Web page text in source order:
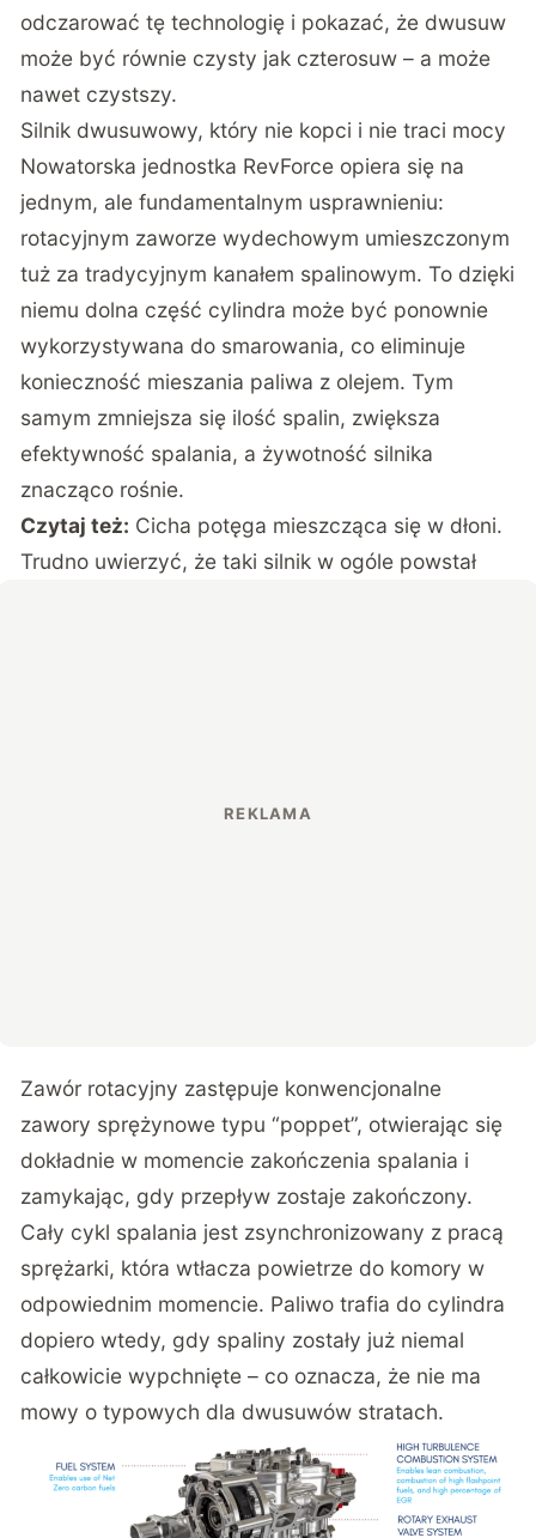
odczarować tę technologię i pokazać, że dwusuw
może być równie czysty jak czterosuw – a może
nawet czystszy.
Silnik dwusuwowy, który nie kopci i nie traci mocy
Nowatorska jednostka RevForce opiera się na
jednym, ale fundamentalnym usprawnieniu:
rotacyjnym zaworze wydechowym umieszczonym
tuż za tradycyjnym kanałem spalinowym. To dzięki
niemu dolna część cylindra może być ponownie
wykorzystywana do smarowania, co eliminuje
konieczność mieszania paliwa z olejem. Tym
samym zmniejsza się ilość spalin, zwiększa
efektywność spalania, a żywotność silnika
znacząco rośnie.
Czytaj też: Cicha potęga mieszcząca się w dłoni.
Trudno uwierzyć, że taki silnik w ogóle powstał
Zawór rotacyjny zastępuje konwencjonalne
zawory sprężynowe typu “poppet”, otwierając się
dokładnie w momencie zakończenia spalania i
zamykając, gdy przepływ zostaje zakończony.
Cały cykl spalania jest zsynchronizowany z pracą
sprężarki, która wtłacza powietrze do komory w
odpowiednim momencie. Paliwo trafia do cylindra
dopiero wtedy, gdy spaliny zostały już niemal
całkowicie wypchnięte – co oznacza, że nie ma
mowy o typowych dla dwusuwów stratach.